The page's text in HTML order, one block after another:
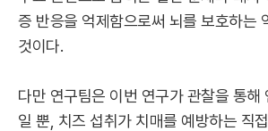
증 반응을 억제함으로써 뇌를 보호하는
것이다.
다만 연구팀은 이번 연구가 관찰을 통해
일 뿐, 치즈 섭취가 치매를 예방하는 직